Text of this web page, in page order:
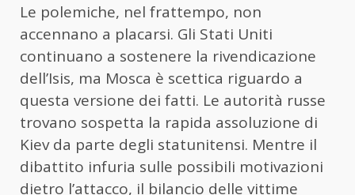
Le polemiche, nel frattempo, non
accennano a placarsi. Gli Stati Uniti
continuano a sostenere la rivendicazione
dell’Isis, ma Mosca è scettica riguardo a
questa versione dei fatti. Le autorità russe
trovano sospetta la rapida assoluzione di
Kiev da parte degli statunitensi. Mentre il
dibattito infuria sulle possibili motivazioni
dietro l’attacco, il bilancio delle vittime